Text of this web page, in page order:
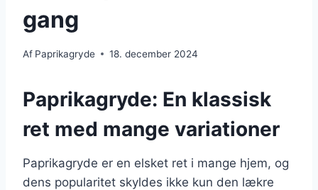
gang
Af Paprikagryde 18. december 2024
Paprikagryde: En klassisk
ret med mange variationer
Paprikagryde er en elsket ret i mange hjem, og
dens popularitet skyldes ikke kun den lækre